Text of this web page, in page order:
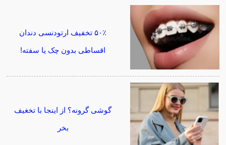
۵۰٪ تخفیف ارتودنسی دندان
اقساطی بدون چک یا سفته!
گوشی گرونه؟ از اینجا با تخغیف
بخر